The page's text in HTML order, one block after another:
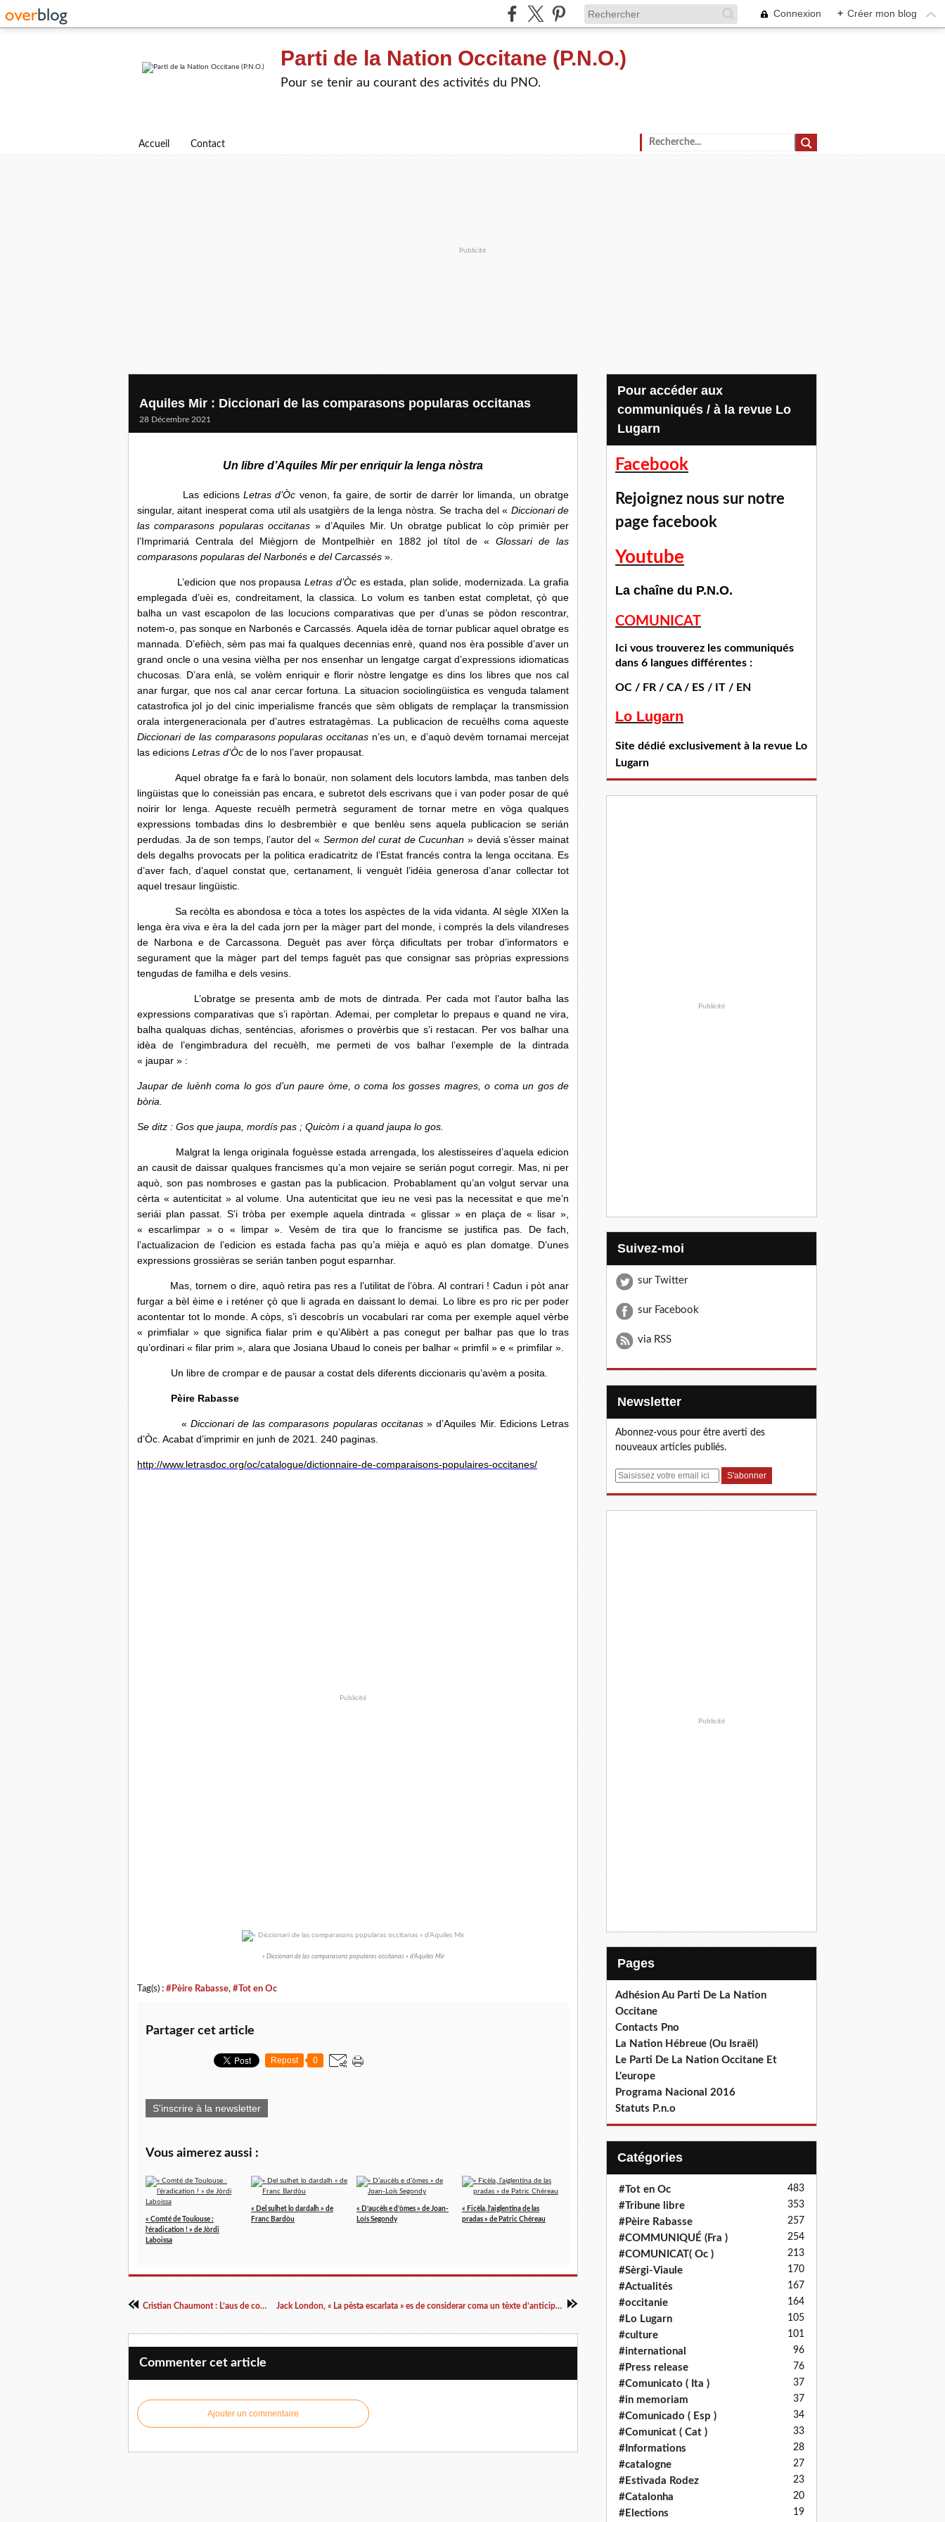
Connexion + Créer mon blog
Parti de la Nation Occitane (P.N.O.)
Pour se tenir au courant des activités du PNO.
Accueil Contact
Publicité
Aquiles Mir : Diccionari de las comparasons popularas occitanas
28 Décembre 2021
Un libre d’Aquiles Mir per enriquir la lenga nòstra
Las edicions Letras d’Òc venon, fa gaire, de sortir de darrèr lor limanda, un obratge
singular, aitant inesperat coma util als usatgièrs de la lenga nòstra. Se tracha del « Diccionari de
las comparasons popularas occitanas » d’Aquiles Mir. Un obratge publicat lo còp primièr per
l’Imprimariá Centrala del Miègjorn de Montpelhièr en 1882 jol títol de « Glossari de las
comparasons popularas del Narbonés e del Carcassés ».
L’edicion que nos propausa Letras d’Òces estada, plan solide, modernizada. La grafia
emplegada d’uèi es, condreitament, la classica. Lo volum es tanben estat completat, çò que
balha un vast escapolon de las locucions comparativas que per d’unas se pòdon rescontrar,
notem-o, pas sonque en Narbonés e Carcassés. Aquela idèa de tornar publicar aquel obratge es
mannada. D’efièch, sèm pas mai fa qualques decennias enrè, quand nos èra possible d’aver un
grand oncle o una vesina vièlha per nos ensenhar un lengatge cargat d’expressions idiomaticas
chucosas. D’ara enlà, se volèm enriquir e florir nòstre lengatge es dins los libres que nos cal
anar furgar, que nos cal anar cercar fortuna. La situacion sociolingüistica es venguda talament
catastrofica jol jo del cinic imperialisme francés que sèm obligats de remplaçar la transmission
orala intergeneracionala per d’autres estratagèmas. La publicacion de recuèlhs coma aqueste
Diccionari de las comparasons popularas occitanas n’es un, e d’aquò devèm tornamai mercejat
las edicions Letras d’Òc de lo nos l’aver propausat.
Aquel obratge fa e farà lo bonaür, non solament dels locutors lambda, mas tanben dels
lingüistas que lo coneissián pas encara, e subretot dels escrivans que i van poder posar de qué
noirir lor lenga. Aqueste recuèlh permetrà segurament de tornar metre en vòga qualques
expressions tombadas dins lo desbrembièr e que benlèu sens aquela publicacion se serián
perdudas. Ja de son temps, l’autor del « Sermon del curat de Cucunhan » deviá s’èsser mainat
dels degalhs provocats per la politica eradicatritz de l’Estat francés contra la lenga occitana. Es
d’aver fach, d’aquel constat que, certanament, li venguèt l’idèia generosa d’anar collectar tot
aquel tresaur lingüistic.
Sa recòlta es abondosa e tòca a totes los aspèctes de la vida vidanta. Al sègle XIXen la
lenga èra viva e èra la del cada jorn per la màger part del monde, i comprés la dels vilandreses
de Narbona e de Carcassona. Deguèt pas aver fòrça dificultats per trobar d’informators e
segurament que la màger part del temps faguèt pas que consignar sas pròprias expressions
tengudas de familha e dels vesins.
L’obratge se presenta amb de mots de dintrada. Per cada mot l’autor balha las
expressions comparativas que s’i rapòrtan. Ademai, per completar lo prepaus e quand ne vira,
balha qualquas dichas, senténcias, aforismes o provèrbis que s’i restacan. Per vos balhar una
idèa de l’engimbradura del recuèlh, me permeti de vos balhar l’exemple de la dintrada
« jaupar » :
Jaupar de luènh coma lo gos d’un paure òme, o coma los gosses magres, o coma un gos de
bòria.
Se ditz : Gos que jaupa, mordís pas ; Quicòm i a quand jaupa lo gos.
Malgrat la lenga originala foguèsse estada arrengada, los alestisseires d’aquela edicion
an causit de daissar qualques francismes qu’a mon vejaire se serián pogut corregir. Mas, ni per
aquò, son pas nombroses e gastan pas la publicacion. Probablament qu’an volgut servar una
cèrta « autenticitat » al volume. Una autenticitat que ieu ne vesi pas la necessitat e que me’n
seriái plan passat. S’i tròba per exemple aquela dintrada « glissar » en plaça de « lisar »,
« escarlimpar » o « limpar ». Vesèm de tira que lo francisme se justifica pas. De fach,
l’actualizacion de l’edicion es estada facha pas qu’a mièja e aquò es plan domatge. D’unes
expressions grossièras se serián tanben pogut esparnhar.
Mas, tornem o dire, aquò retira pas res a l’utilitat de l’òbra. Al contrari ! Cadun i pòt anar
furgar a bèl èime e i reténer çò que li agrada en daissant lo demai. Lo libre es pro ric per poder
acontentar tot lo monde. A còps, s’i descobrís un vocabulari rar coma per exemple aquel vèrbe
« primfialar » que significa fialar prim e qu’Alibèrt a pas conegut per balhar pas que lo tras
qu’ordinari « filar prim », alara que Josiana Ubaud lo coneis per balhar « primfil » e « primfilar ».
Un libre de crompar e de pausar a costat dels diferents diccionaris qu’avèm a posita.
Pèire Rabasse
« Diccionari de las comparasons popularas occitanas» d’Aquiles Mir. Edicions Letras
d’Òc. Acabat d’imprimir en junh de 2021. 240 paginas.
http://www.letrasdoc.org/oc/catalogue/dictionnaire-de-comparaisons-populaires-occitanes/
Publicité
« Diccionari de las comparasons popularas occitanas » d’Aquiles Mir
Tag(s) : #Pèire Rabasse, #Tot en Oc
Partager cet article
Repost 0
S'inscrire à la newsletter
Vous aimerez aussi :
« Comté de Toulouse :
l’éradication ! » de Jòrdi
Laboissa
« Del sulhet lo dardalh » de
Franc Bardòu
« D’aucèls e d’òmes » de Joan-
Loís Segondy
« Ficèla, l’aiglentina de las
pradas » de Patric Chéreau
Cristian Chaumont : L’aus de colèra Jack London, « La pèsta escarlata » es de considerar coma un tèxte d’anticipacion
Commenter cet article
Ajouter un commentaire
Pour accéder aux
communiqués / à la revue Lo
Lugarn
Facebook
Rejoignez nous sur notre
page facebook
Youtube
La chaîne du P.N.O.
COMUNICAT
Ici vous trouverez les communiqués
dans 6 langues différentes :
OC / FR / CA / ES / IT / EN
Lo Lugarn
Site dédié exclusivement à la revue Lo
Lugarn
Publicité
Suivez-moi
sur Twitter
sur Facebook
via RSS
Newsletter
Abonnez-vous pour être averti des
nouveaux articles publiés.
E
Publicité
Pages
Adhésion Au Parti De La Nation
Occitane
Contacts Pno
La Nation Hébreue (Ou Israël)
Le Parti De La Nation Occitane Et
L'europe
Programa Nacional 2016
Statuts P.n.o
Catégories
#Tot en Oc 483
#Tribune libre 353
#Pèire Rabasse 257
#COMMUNIQUÉ (Fra ) 254
#COMUNICAT( Oc ) 213
#Sèrgi-Viaule 170
#Actualités 167
#occitanie 164
#Lo Lugarn 105
#culture 101
#international 96
#Press release 76
#Comunicato ( Ita ) 37
#in memoriam 37
#Comunicado ( Esp ) 34
#Comunicat ( Cat ) 33
#Informations 28
#catalogne 27
#Estivada Rodez 23
#Catalonha 20
#Elections 19